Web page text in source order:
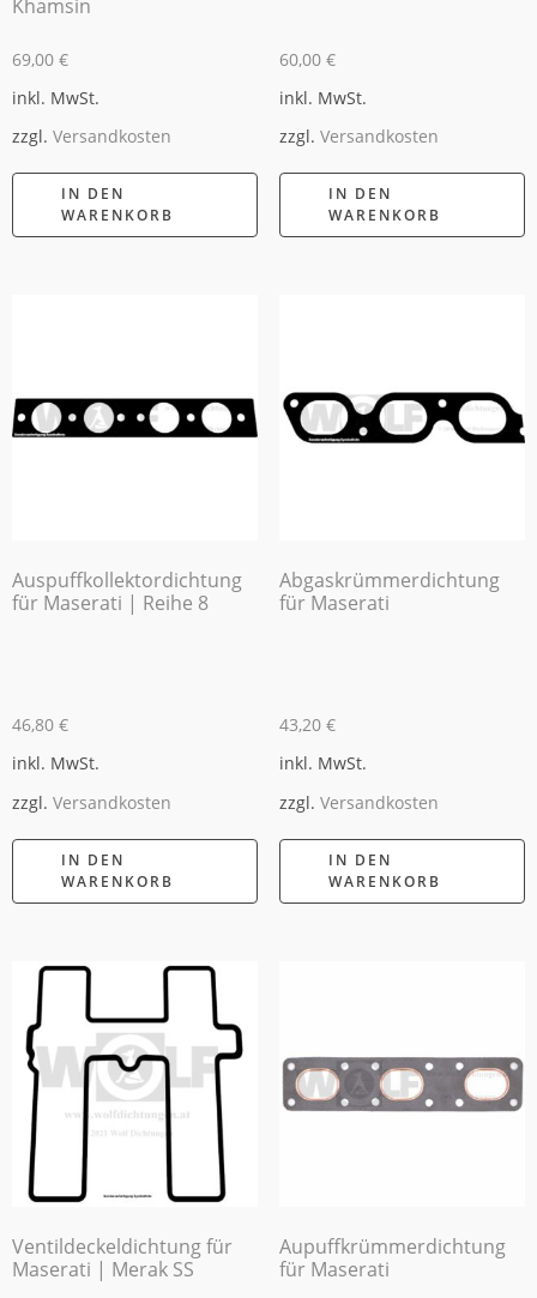
Khamsin
69,00 €
inkl. MwSt.
zzgl. Versandkosten
IN DEN
WARENKORB
60,00 €
inkl. MwSt.
zzgl. Versandkosten
IN DEN
WARENKORB
Auspuffkollektordichtung
für Maserati | Reihe 8
46,80 €
inkl. MwSt.
zzgl. Versandkosten
IN DEN
WARENKORB
Abgaskrümmerdichtung
für Maserati
43,20 €
inkl. MwSt.
zzgl. Versandkosten
IN DEN
WARENKORB
Ventildeckeldichtung für
Maserati | Merak SS
Aupuffkrümmerdichtung
für Maserati